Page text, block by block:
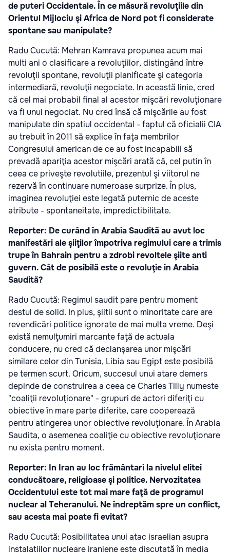
de puteri Occidentale. În ce măsură revoluţiile din
Orientul Mijlociu şi Africa de Nord pot fi considerate
spontane sau manipulate?
Radu Cucută: Mehran Kamrava propunea acum mai
multi ani o clasificare a revoluţiilor, distingând între
revoluţii spontane, revoluţii planificate şi categoria
intermediară, revoluţii negociate. In această linie, cred
că cel mai probabil final al acestor mişcări revoluţionare
va fi unul negociat. Nu cred însă că mişcările au fost
manipulate din spatiul occidental - faptul că oficialii CIA
au trebuit în 2011 să explice în faţa membrilor
Congresului american de ce au fost incapabili să
prevadă apariţia acestor mişcări arată că, cel putin în
ceea ce priveşte revolutiile, prezentul şi viitorul ne
rezervă în continuare numeroase surprize. În plus,
imaginea revoluţiei este legată puternic de aceste
atribute - spontaneitate, impredictibilitate.
Reporter: De curând în Arabia Saudită au avut loc
manifestări ale şiiţilor împotriva regimului care a trimis
trupe în Bahrain pentru a zdrobi revoltele şiite anti
guvern. Cât de posibilă este o revoluţie in Arabia
Saudită?
Radu Cucută: Regimul saudit pare pentru moment
destul de solid. In plus, şiitii sunt o minoritate care are
revendicări politice ignorate de mai multa vreme. Deşi
există nemulţumiri marcante faţă de actuala
conducere, nu cred că declanşarea unor mişcări
similare celor din Tunisia, Libia sau Egipt este posibilă
pe termen scurt. Oricum, succesul unui atare demers
depinde de construirea a ceea ce Charles Tilly numeste
"coaliţii revoluţionare" - grupuri de actori diferiţi cu
obiective în mare parte diferite, care cooperează
pentru atingerea unor obiective revoluţionare. În Arabia
Saudita, o asemenea coaliţie cu obiective revoluţionare
nu exista pentru moment.
Reporter: In Iran au loc frământari la nivelul elitei
conducătoare, religioase şi politice. Nervozitatea
Occidentului este tot mai mare faţă de programul
nuclear al Teheranului. Ne îndreptăm spre un conflict,
sau acesta mai poate fi evitat?
Radu Cucută: Posibilitatea unui atac israelian asupra
instalaţiilor nucleare iraniene este discutată în media